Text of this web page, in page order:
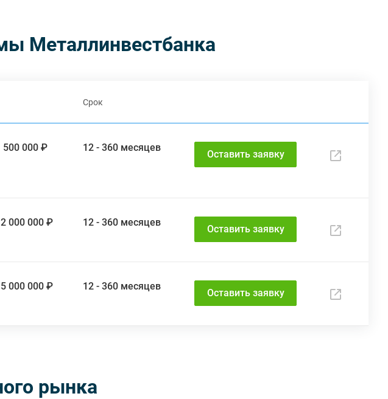
Металлинвестбанка
Срок
500 000 ₽ 12 - 360 месяцев
Оставить заявку
000 000 ₽ 12 - 360 месяцев
Оставить заявку
000 000 ₽ 12 - 360 месяцев
Оставить заявку
рынка